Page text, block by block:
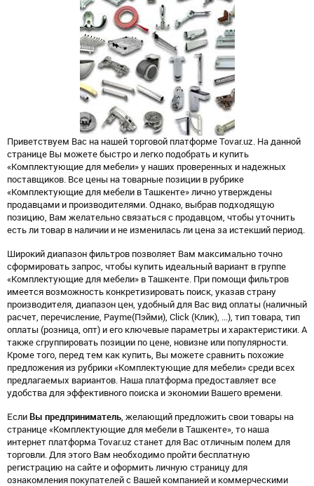
Приветствуем Вас на нашей торговой платформе Tovar.uz. На данной
странице Вы можете быстро и легко подобрать и купить
«Комплектующие для мебели» у наших проверенных и надежных
поставщиков. Все цены на товарные позиции в рубрике
«Комплектующие для мебели в Ташкенте» лично утверждены
продавцами и производителями. Однако, выбрав подходящую
позицию, Вам желательно связаться с продавцом, чтобы уточнить
есть ли товар в наличии и не изменилась ли цена за истекший период.
Широкий диапазон фильтров позволяет Вам максимально точно
сформировать запрос, чтобы купить идеальный вариант в группе
«Комплектующие для мебели» в Ташкенте. При помощи фильтров
имеется возможность конкретизировать поиск, указав страну
производителя, диапазон цен, удобный для Вас вид оплаты (наличный
расчет, перечисление, Payme(Пэйми), Click (Клик), ...), тип товара, тип
оплаты (розница, опт) и его ключевые параметры и характеристики. А
также сгруппировать позиции по цене, новизне или популярности.
Кроме того, перед тем как купить, Вы можете сравнить похожие
предложения из рубрики «Комплектующие для мебели» среди всех
предлагаемых вариантов. Наша платформа предоставляет все
удобства для эффективного поиска и экономии Вашего времени.
Если Вы предприниматель, желающий предложить свои товары на
странице «Комплектующие для мебели в Ташкенте», то наша
интернет платформа Tovar.uz станет для Вас отличным полем для
торговли. Для этого Вам необходимо пройти бесплатную
регистрацию на сайте и оформить личную страницу для
ознакомления покупателей с Вашей компанией и коммерческими